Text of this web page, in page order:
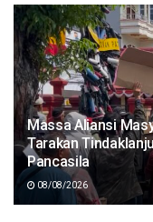
Massa Aliansi
Tarakan
Pancasila
08/08/2026